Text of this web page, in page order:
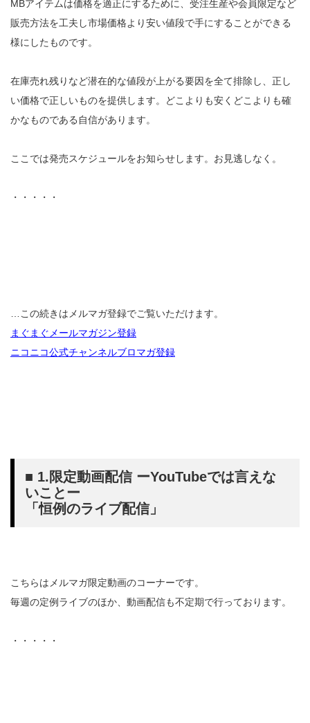
MBアイテムは価格を適正にするために、受注生産や会員限定など
販売方法を工夫し市場価格より安い値段で手にすることができる
様にしたものです。
在庫売れ残りなど潜在的な値段が上がる要因を全て排除し、正し
い価格で正しいものを提供します。どこよりも安くどこよりも確
かなものである自信があります。
ここでは発売スケジュールをお知らせします。お見逃しなく。
・・・・・
…この続きはメルマガ登録でご覧いただけます。
まぐまぐメールマガジン登録
ニコニコ公式チャンネルブロマガ登録
■ 1.限定動画配信 ーYouTubeでは言えな
いことー
「恒例のライブ配信」
こちらはメルマガ限定動画のコーナーです。
毎週の定例ライブのほか、動画配信も不定期で行っております。
・・・・・